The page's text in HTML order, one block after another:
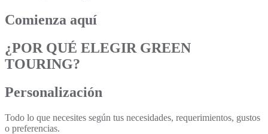
Comienza aquí
¿POR QUÉ ELEGIR GREEN
TOURING?
Personalización
Todo lo que necesites según tus necesidades, requerimientos, gustos
o preferencias.